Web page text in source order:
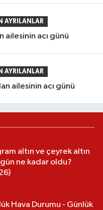
çıktı
AYRILANLAR
ailesinin acı günü
AYRILANLAR
ailesinin acı günü
altın ve çeyrek altın
ne kadar oldu?
Hava Durumu - Günlük